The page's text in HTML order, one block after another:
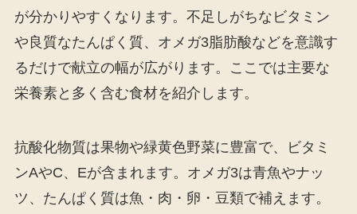
が分かりやすくなります。不足しがちなビタミン
や良質なたんぱく質、オメガ3脂肪酸などを意識す
るだけで献立の幅が広がります。ここでは主要な
栄養素と多く含む食材を紹介します。
抗酸化物質は果物や緑黄色野菜に豊富で、ビタミ
ンAやC、Eが含まれます。オメガ3は青魚やナッ
ツ、たんぱく質は魚・肉・卵・豆類で補えます。